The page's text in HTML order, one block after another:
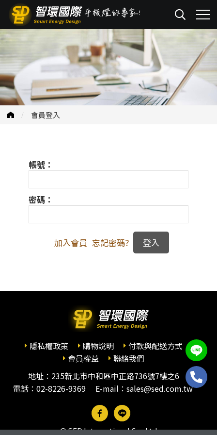
會員登入
帳號：
密碼：
加入會員 忘記密碼?
隱私權政策 購物說明
付款與配送方式
會員權益
聯絡我們
地址：235新北市中和區中正路736號7樓之6
電話： 02-8226-9369 E-mail：sales@sed.com.tw
© SED International Co., Ltd